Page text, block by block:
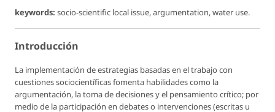
keywords: socio-scientific local issue, argumentation, water use.
Introducción
La implementación de estrategias basadas en el trabajo con
cuestiones sociocientíficas fomenta habilidades como la
argumentación, la toma de decisiones y el pensamiento crítico; por
medio de la participación en debates o intervenciones (escritas u